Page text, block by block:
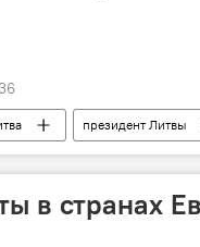
президент Литвы
в странах